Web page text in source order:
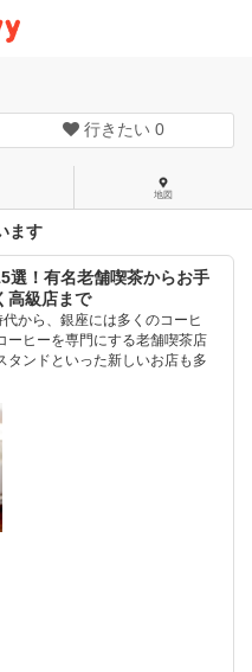
行きたい 0
地図
ます
選！有名老舗喫茶からお手
高級店まで
から、銀座には多くのコーヒ
ーヒーを専門にする老舗喫茶店
タンドといった新しいお店も多